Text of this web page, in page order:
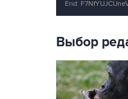
Erid:
Выбор